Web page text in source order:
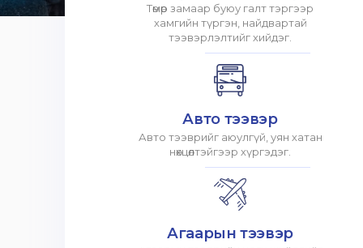
Төмөр замаар буюу галт тэргээр
хамгийн түргэн, найдвартай
тээвэрлэлтийг хийдэг.
Авто тээвэр
Авто тээврийг аюулгүй, уян хатан
нөхцөлтэйгээр хүргэдэг.
Агаарын тээвэр